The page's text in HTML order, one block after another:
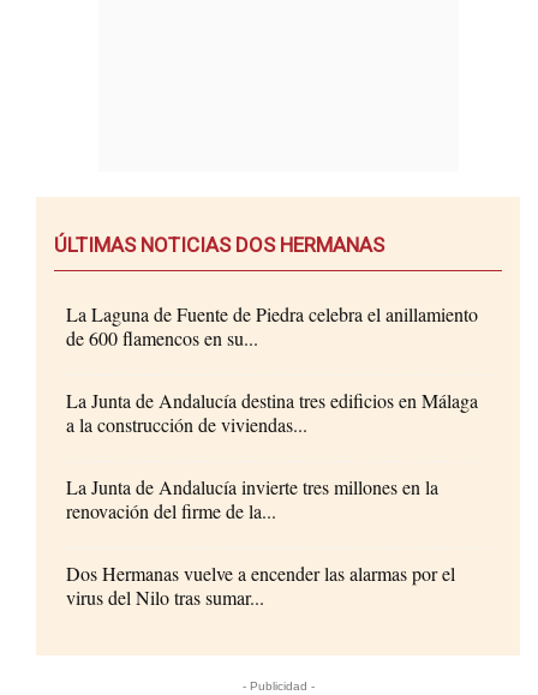
ÚLTIMAS NOTICIAS DOS HERMANAS
La Laguna de Fuente de Piedra celebra el anillamiento
de 600 flamencos en su...
La Junta de Andalucía destina tres edificios en Málaga
a la construcción de viviendas...
La Junta de Andalucía invierte tres millones en la
renovación del firme de la...
Dos Hermanas vuelve a encender las alarmas por el
virus del Nilo tras sumar...
- Publicidad -